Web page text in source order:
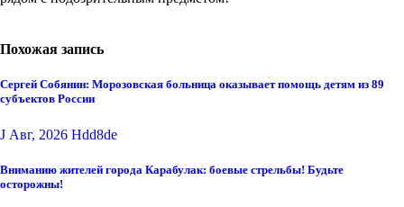
Похожая запись
Сергей Собянин: Морозовская больница оказывает помощь детям из 89
субъектов России
J Авг, 2026 Hdd8de
Вниманию жителей города Карабулак: боевые стрельбы! Будьте
осторожны!